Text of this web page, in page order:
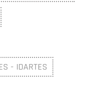
- IDARTES